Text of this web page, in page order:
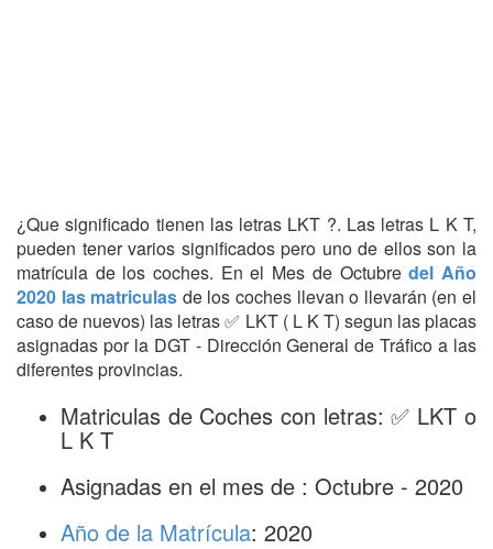
¿Que significado tienen las letras LKT ?. Las letras L K T,
pueden tener varios significados pero uno de ellos son la
matrícula de los coches. En el Mes de Octubredel Año
2020 las matriculas de los coches llevan o llevarán (en el
caso de nuevos) las letras ✅ LKT ( L K T) segun las placas
asignadas por la DGT - Dirección General de Tráfico a las
diferentes provincias.
Matriculas de Coches con letras: ✅ LKT o
L K T
Asignadas en el mes de : Octubre - 2020
Año de la Matrícula: 2020